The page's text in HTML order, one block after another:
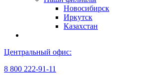
Новосибирск
Иркутск
Казахстан
Центральный офис:
8 800 222-91-11